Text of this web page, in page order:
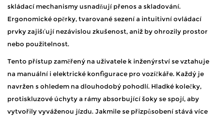
skládací mechanismy usnadňují přenos a skladování.
Ergonomické opěrky, tvarované sezení a intuitivní ovládací
prvky zajišťují nezávislou zkušenost, aniž by ohrozily prostor
nebo použitelnost.
Tento přístup zaměřený na uživatele k inženýrství se vztahuje
na manuální i elektrické konfigurace pro vozíčkáře. Každý je
navržen s ohledem na dlouhodobý pohodlí. Hladké kolečky,
protiskluzové úchyty a rámy absorbující šoky se spojí, aby
vytvořily vyváženou jízdu. Jakmile se přizpůsobení stává více